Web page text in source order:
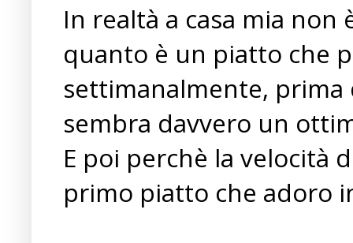
In realtà a casa mia
quanto è un piatto che
settimanalmente,
sembra davvero un
E poi perchè la velocità
primo piatto che adoro